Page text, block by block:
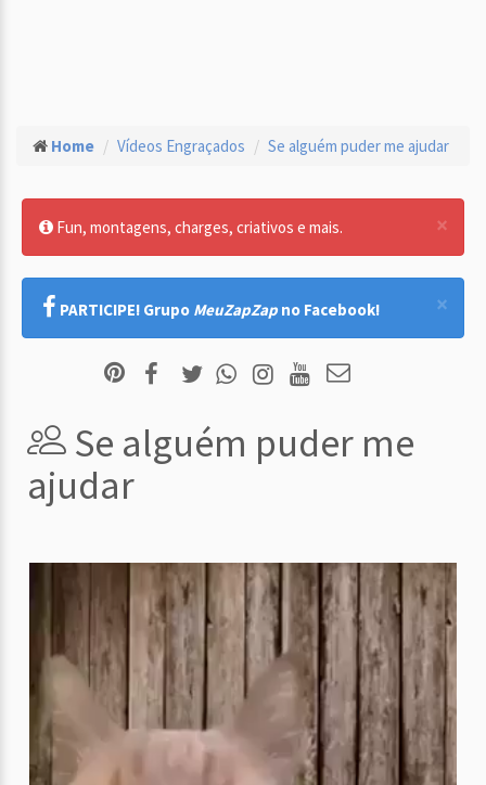
Home Vídeos Engraçados Se alguém puder me ajudar
×
Fun, montagens, charges, criativos e mais.
×
PARTICIPE! Grupo MeuZapZap no Facebook!
Se alguém puder me
ajudar